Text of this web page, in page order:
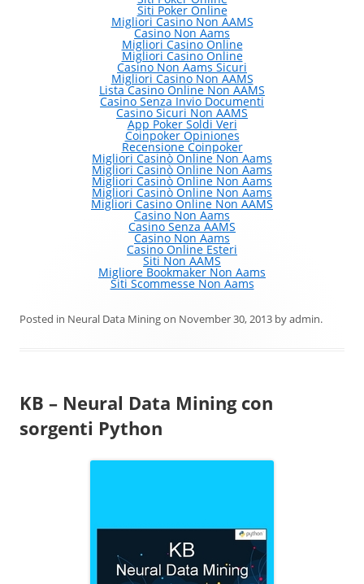
Siti Poker Online
Migliori Casino Non AAMS
Casino Non Aams
Migliori Casino Online
Migliori Casino Online
Casino Non Aams Sicuri
Migliori Casino Non AAMS
Lista Casino Online Non AAMS
Casino Senza Invio Documenti
Casino Sicuri Non AAMS
App Poker Soldi Veri
Coinpoker Opiniones
Recensione Coinpoker
Migliori Casinò Online Non Aams
Migliori Casinò Online Non Aams
Migliori Casinò Online Non Aams
Migliori Casinò Online Non Aams
Migliori Casino Online Non AAMS
Casino Non Aams
Casino Senza AAMS
Casino Non Aams
Casino Online Esteri
Siti Non AAMS
Migliore Bookmaker Non Aams
Siti Scommesse Non Aams
Posted in Neural Data Miningon November 30, 2013 byadmin.
KB – Neural Data Mining con
sorgenti Python